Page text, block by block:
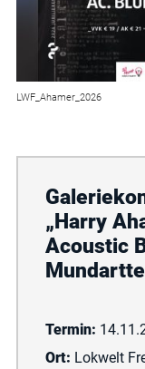
LWF_Ahamer_2026
„Harry
Acoustic
Termin:
Ort: Lokwelt